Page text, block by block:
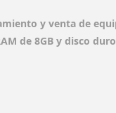
y venta de
de 8GB y disco duro